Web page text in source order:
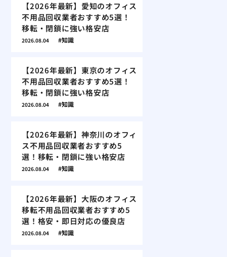
【2026年最新】愛知のオフィス
不用品回収業者おすすめ5選！
移転・閉鎖に強い格安店
2026.08.04 知識
【2026年最新】東京のオフィス
不用品回収業者おすすめ5選！
移転・閉鎖に強い格安店
2026.08.04 知識
【2026年最新】神奈川のオフィ
ス不用品回収業者おすすめ5
選！移転・閉鎖に強い格安店
2026.08.04 知識
【2026年最新】大阪のオフィス
移転不用品回収業者おすすめ5
選！格安・即日対応の優良店
2026.08.04 知識